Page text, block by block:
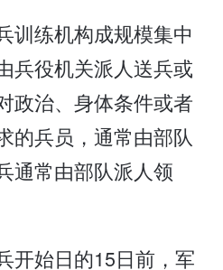
训练机构成规模集中
兵役机关派人送兵或
政治、身体条件或者
的兵员，通常由部队
通常由部队派人领
开始日的15日前，军